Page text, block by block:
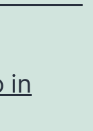
in